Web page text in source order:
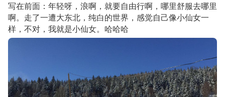
写在前面：年轻呀，浪啊，就要自由行啊，哪里舒服去哪里
啊。走了一遭大东北，纯白的世界，感觉自己像小仙女一
样，不对，我就是小仙女。哈哈哈